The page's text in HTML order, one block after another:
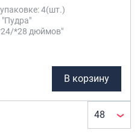
4(шт.)
"Пудра"
*28 дюймов"
В корзину